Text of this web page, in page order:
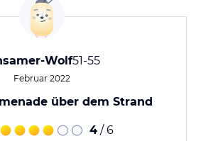
Wolf51-55
Februar 2022
über dem Strand
4 / 6